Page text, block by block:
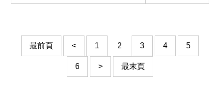
最前頁 < 1 2 3 4 5
6 > 最末頁